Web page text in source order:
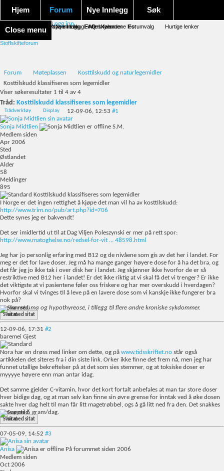
Hjem Forum
Nye innlegg FAQ Kalender Forumvalg Hurtige lenker
Nye Innlegg
Nye innlegg Merk forumene lest
Søk
Avansert søk Emneskyen
Close menu
Logg inn
Stoffskifteforum
Forum Møteplassen
Kosttilskudd og naturlegemidler
Kosttilskudd klassifiseres som legemidler
Viser søkeresultater 1 til 4 av 4
Tråd: Kosttilskudd klassifiseres som legemidler
Trådverktøy Display 12-09-06, 12:53 #1
Sonja Midtlien
S.M.
Medlem siden
Apr 2006
Sted
Østlandet
Alder
58
Meldinger
895
Kosttilskudd klassifiseres som legemidler
I Norge er det ingen rettighet å kjøpe det man vil ha av kosttilskudd:
http://www.trim.no/pub/art.php?id=706
Dette synes jeg er bakvendt!
Det ser imidlertid ut til at Dag Viljen Poleszynski er mer på rett spor:
http://www.matoghelse.no/redsel-for-vit ... 48598.html
Jeg har jo personlig erfaring med B12 og de nivåene som gis av det her i landet. For
meg er det for lave doser. Jeg må ha mange ganger høyere dose for å ha det bra, og
det får jeg jo ikke tak i over disk her i landet. Jeg skjønner ikke hvorfor de er så
restriktive med B12 her i landet! Er det ikke riktig at vi skal få det vi trenger? Er ikke
det viktigste at vi pasientene føler oss friskere og har mer overskudd i hverdagen?
Hvorfor skal vi tvinges til å leve på en lavere dose som vi kanskje ikke fungerer bra
nok på?
Jeg har struma og hypothyreose, i tillegg til flere andre kroniske sykdommer.
Svar med sitat
12-09-06, 17:31 #2
baremei Gjest
Nora har en drøss med linker om dette, og på www.tidsskriftet.no står også
artikkelen det siteres fra i din siste link. Orker ikke finne det frem nå, men jeg har
funnet utallige bekreftelser på at det som sies stemmer, og at toksiske doser er
myyyye høyere enn man antar idag.
Det samme gjelder C-vitamin, hvor det kort fortalt anbefales at man tar store doser
hver bidige dag, og at man selv kan finne sin øvre grense for inntak ved å øke dosen
sakte hver dag helt til man får litt magetrøbbel, ogs å gå litt ned fra den. Det snakkes
om opptil 6 gram/dag.
Svar med sitat
07-05-09, 14:52 #3
Anisa
På forummet siden 2006
Medlem siden
Oct 2006